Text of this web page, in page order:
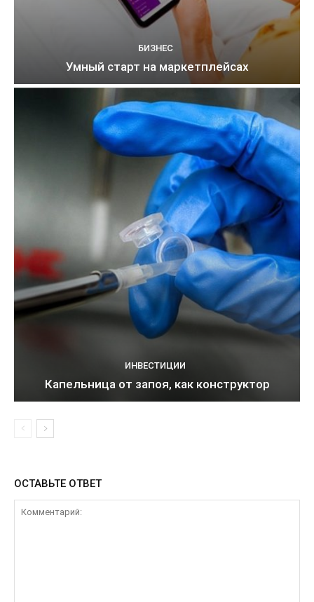
БИЗНЕС
Умный старт на маркетплейсах
ИНВЕСТИЦИИ
Капельница от запоя, как конструктор
ОСТАВЬТЕ ОТВЕТ